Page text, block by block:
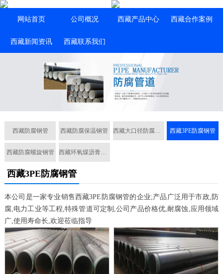
网站首页 公司概况 西藏产品中心 西藏合作案例
西藏新闻资讯 西藏联系我们
西藏防腐钢管 西藏防腐保温钢管 西藏大口径防腐钢管 西藏3PE防腐钢管
西藏防腐螺旋钢管 西藏环氧煤沥青防腐钢管
西藏3PE防腐钢管
本公司是一家专业销售西藏3PE防腐钢管的企业;产品广泛用于市政,防
腐,电力工业等工程,特殊管道可定制,公司产品价格优,耐腐蚀,应用领域
广,使用寿命长,欢迎莅临指导